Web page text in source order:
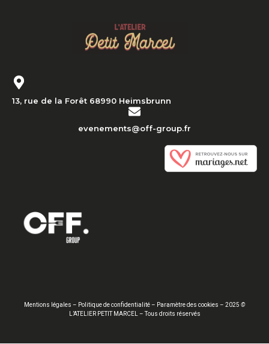
13, rue de la Forêt 68990 Heimsbrunn
evenements@off-group.fr
Mentions légales – Politique de confidentialité– Paramètre des cookies – 2025 ©
L’ATELIER PETIT MARCEL – Tous droits réservés